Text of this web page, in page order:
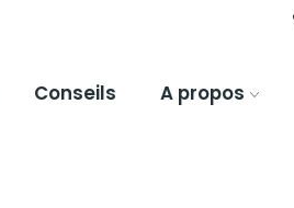
Conseils A propos